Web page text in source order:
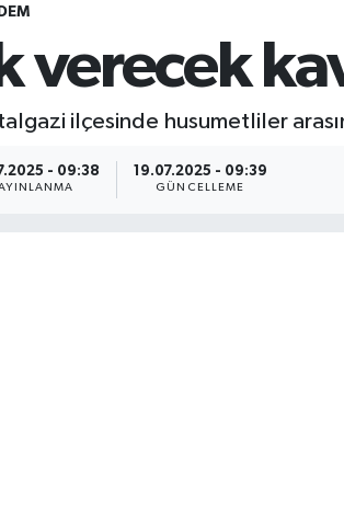
verecek
ilçesinde husumetliler
- 09:38 19.07.2025 - 09:39
GÜNCELLEME